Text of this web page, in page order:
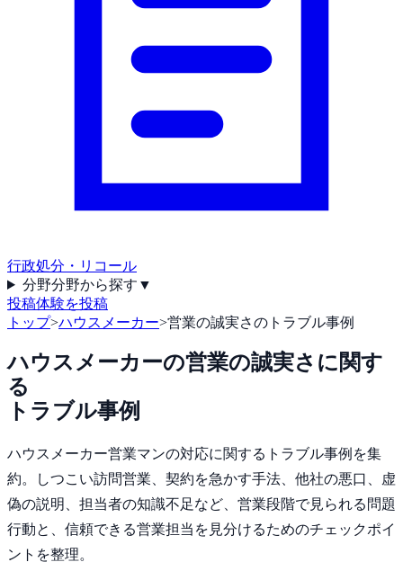
行政処分・リコール
分野分野から探す ▼
投稿体験を投稿
トップ>ハウスメーカー>営業の誠実さのトラブル事例
ハウスメーカーの営業の誠実さ に関す
る
トラブル事例
ハウスメーカー営業マンの対応に関するトラブル事例を集
約。しつこい訪問営業、契約を急かす手法、他社の悪口、虚
偽の説明、担当者の知識不足など、営業段階で見られる問題
行動と、信頼できる営業担当を見分けるためのチェックポイ
ントを整理。